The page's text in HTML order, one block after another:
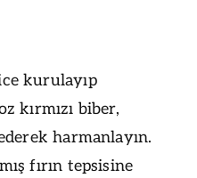
kurulayıp
kırmızı biber,
harmanlayın.
fırın tepsisine